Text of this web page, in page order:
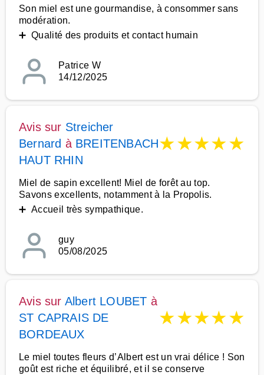
Son miel est une gourmandise, à consommer sans
modération.
➕ Qualité des produits et contact humain
Patrice W
14/12/2025
Avis sur Streicher
Bernard à BREITENBACH
HAUT RHIN
★★★★★
Miel de sapin excellent! Miel de forêt au top.
Savons excellents, notamment à la Propolis.
➕ Accueil très sympathique.
guy
05/08/2025
Avis sur Albert LOUBET à
ST CAPRAIS DE
BORDEAUX
★★★★★
Le miel toutes fleurs d’Albert est un vrai délice ! Son
goût est riche et équilibré, et il se conserve